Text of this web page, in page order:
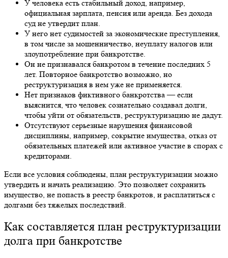
У человека есть стабильный доход, например,
официальная зарплата, пенсия или аренда. Без дохода
суд не утвердит план.
У него нет судимостей за экономические преступления,
в том числе за мошенничество, неуплату налогов или
злоупотребление при банкротстве.
Он не признавался банкротом в течение последних 5
лет. Повторное банкротство возможно, но
реструктуризация в нем уже не применяется.
Нет признаков фиктивного банкротства — если
выяснится, что человек сознательно создавал долги,
чтобы уйти от обязательств, реструктуризацию не дадут.
Отсутствуют серьезные нарушения финансовой
дисциплины, например, сокрытие имущества, отказ от
обязательных платежей или активное участие в спорах с
кредиторами.
Если все условия соблюдены, план реструктуризации можно
утвердить и начать реализацию. Это позволяет сохранить
имущество, не попасть в реестр банкротов, и расплатиться с
долгами без тяжелых последствий.
Как составляется план реструктуризации
долга при банкротстве